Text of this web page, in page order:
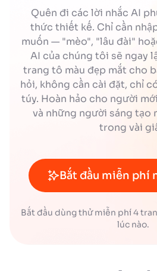
Quên đi các lời nhắc AI
thức thiết kế. Chỉ cần
muốn — "mèo", "lâu đài"
AI của chúng tôi sẽ ngay
trang tô màu đẹp mắt cho
hỏi, không cần cài đặt, chỉ
túy. Hoàn hảo cho người
và những người sáng tạo
trong vài
Bắt đầu miễn phí
Bắt đầu dùng thử miễn phí 4
lúc nào.